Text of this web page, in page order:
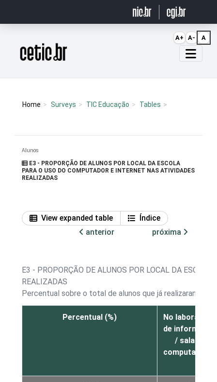
Página inicial
Home Surveys TIC Educação Tables
Alunos
E3 - PROPORÇÃO DE ALUNOS POR LOCAL DA ESCOLA
PARA O USO DO COMPUTADOR E INTERNET NAS ATIVIDADES
REALIZADAS
View expanded table
Índice
anterior
próxima
E3 - PROPORÇÃO DE ALUNOS POR LOCAL DA
REALIZADAS
Percentual sobre o total de alunos que já realizaram
Percentual (%)
No laboratório
de informática
/ sala de
computadores
A+ A- A